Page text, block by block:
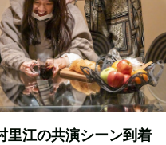
里江の共演シーン到着